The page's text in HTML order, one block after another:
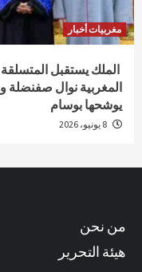
مغربيات أخبار
الملك يستقبل المتسلقة
المغربية نوال صفنضلة و
يوشحها بوسام
من نحن
هيئة التحرير